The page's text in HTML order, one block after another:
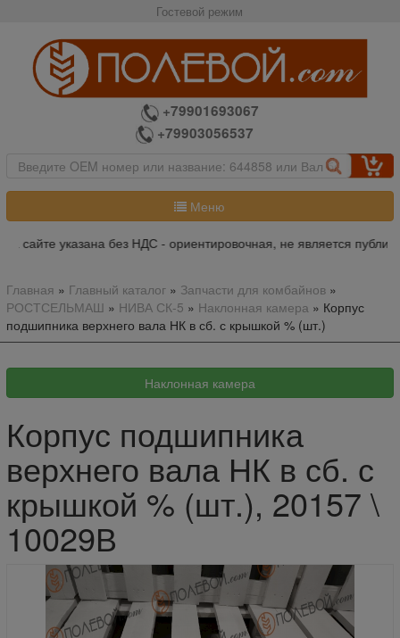
Гостевой режим
+79901693067
+79903056537
Меню
сайте указана без НДС - ориентировочная, не является
Главная » Главный каталог» Запчасти для комбайнов»
РОСТСЕЛЬМАШ » НИВА СК-5 » Наклонная камера » Корпус
подшипника верхнего вала НК в сб. с крышкой % (шт.)
Корпус подшипника
верхнего вала НК в сб. с
крышкой % (шт.), 20157 \
10029В